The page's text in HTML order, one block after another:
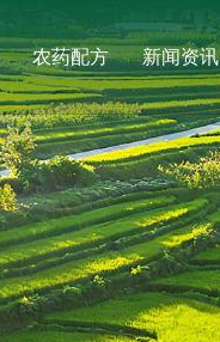
农药配方 新闻资讯